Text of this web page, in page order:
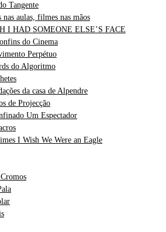
Tangente
nas aulas, filmes nas mãos
I HAD SOMEONE ELSE’S FACE
do Cinema
Perpétuo
do Algoritmo
da casa de Alpendre
de Projecção
Um Espectador
I Wish We Were an Eagle